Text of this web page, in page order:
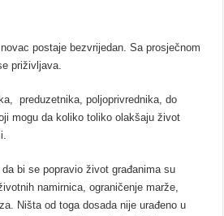
postaje bezvrijedan. Sa prosječnom
priživljava.
preduzetnika, poljoprivrednika, do
mogu da koliko toliko olakšaju život
bi se popravio život građanima su
namirnica, ograničenje marže,
Ništa od toga dosada nije urađeno u